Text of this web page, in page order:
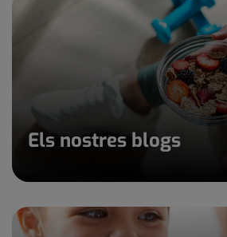
Els nostres blogs